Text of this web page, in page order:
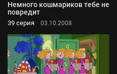
Немного кошмариков тебе не
повредит
39 серия 03.10.2008